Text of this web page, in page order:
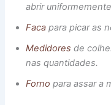
abrir
Faca para picar as
Medidores de
nas quantidades.
Forno para assar a